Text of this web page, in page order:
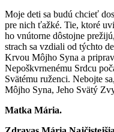
Moje deti sa budú chcieť
pre nich ťažké. Tie, ktoré
ho vnútorne dôstojne
strach sa vzdiali od týchto
Krvou Môjho Syna a
Nepoškvrnenému Srdcu
Svätému ruženci. Nebojte
Môjho Syna, Jeho Svätý
Matka Mária.